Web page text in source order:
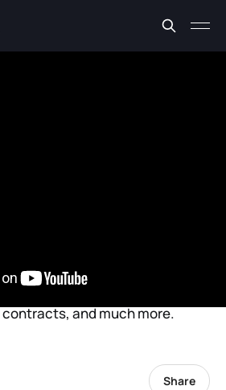
what happens in the real
applications to fuel
and much more.
Share